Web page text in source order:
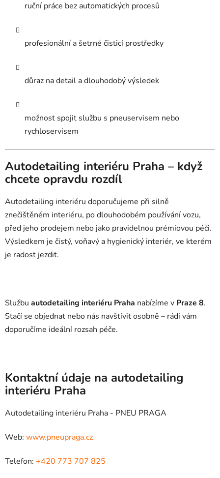
ruční práce bez automatických procesů
profesionální a šetrné čisticí prostředky
důraz na detail a dlouhodobý výsledek
možnost spojit službu s pneuservisem nebo
rychloservisem
Autodetailing interiéru Praha – když
chcete opravdu rozdíl
Autodetailing interiéru doporučujeme při silně
znečištěném interiéru, po dlouhodobém používání vozu,
před jeho prodejem nebo jako pravidelnou prémiovou péči.
Výsledkem je čistý, voňavý a hygienický interiér, ve kterém
je radost jezdit.
Službu autodetailing interiéru Praha nabízíme v Praze 8.
Stačí se objednat nebo nás navštívit osobně – rádi vám
doporučíme ideální rozsah péče.
Kontaktní údaje na autodetailing
interiéru Praha
Autodetailing interiéru Praha - PNEU PRAGA
Web: www.pneupraga.cz
Telefon: +420 773 707 825